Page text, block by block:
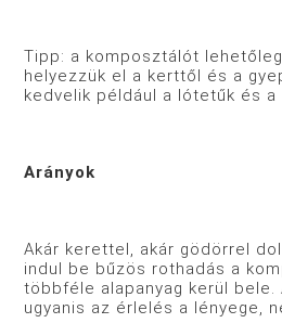
Tipp: a komposztálót
helyezzük el a kerttől és a
kedvelik például a lótetűk és a
Arányok
Akár kerettel, akár gödörrel
indul be bűzös rothadás a
többféle alapanyag kerül bele.
ugyanis az érlelés a lényege,